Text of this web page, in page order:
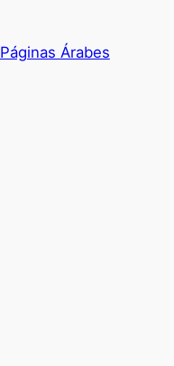
Páginas Árabes